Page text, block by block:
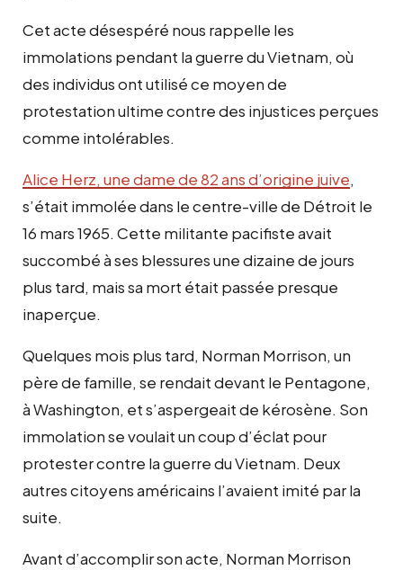
Cet acte désespéré nous rappelle les
immolations pendant la guerre du Vietnam, où
des individus ont utilisé ce moyen de
protestation ultime contre des injustices perçues
comme intolérables.
Alice Herz, une dame de 82 ans d’origine juive,
s’était immolée dans le centre-ville de Détroit le
16 mars 1965. Cette militante pacifiste avait
succombé à ses blessures une dizaine de jours
plus tard, mais sa mort était passée presque
inaperçue.
Quelques mois plus tard, Norman Morrison, un
père de famille, se rendait devant le Pentagone,
à Washington, et s’aspergeait de kérosène. Son
immolation se voulait un coup d’éclat pour
protester contre la guerre du Vietnam. Deux
autres citoyens américains l’avaient imité par la
suite.
Avant d’accomplir son acte, Norman Morrison